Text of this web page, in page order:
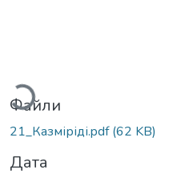
Файли
21_Казміріді.pdf(62 KB)
Дата